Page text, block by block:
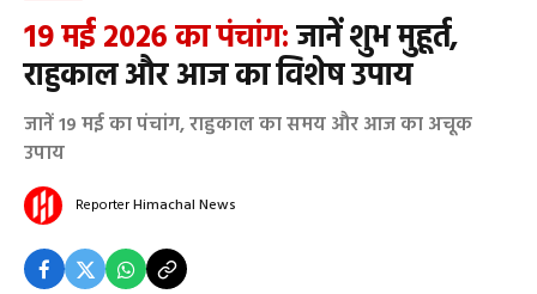
19 मई 2026 का पंचांग:जानें शुभ मुहूर्त,
राहुकाल और आज का विशेष उपाय
जानें 19 मई का पंचांग, राहुकाल का समय और आज का अचूक
उपाय
ReporterHimachal News